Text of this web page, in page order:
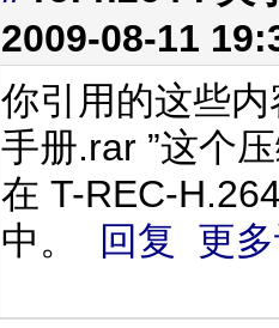
2009-08-11
你引用的这些
手册.rar ”这个
在 T-REC-
中。
回复 更